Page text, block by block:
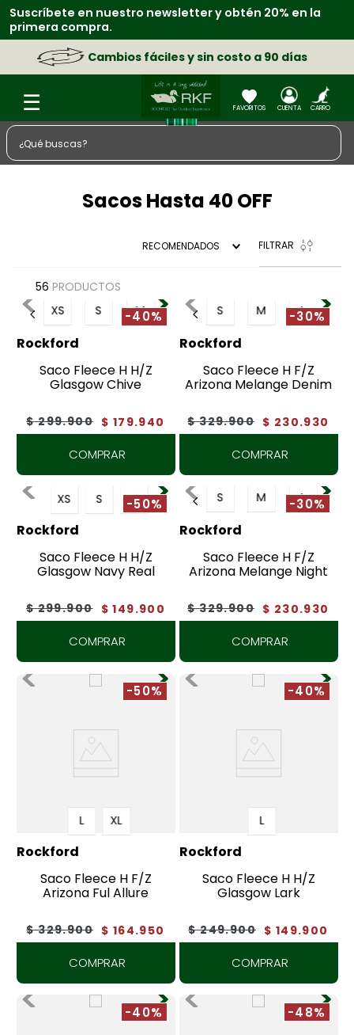
Suscríbete en nuestro newsletter y obtén 20% en la
primera compra.
Cambios fáciles y sin costo a 90 días
¿Qué buscas?
Sacos Hasta 40 OFF
RECOMENDADOS FILTRAR
56 PRODUCTOS
-40%
XS S M
Rockford
Saco Fleece H H/Z
Glasgow Chive
$ 299.900 $ 179.940
COMPRAR
-30%
S M L
Rockford
Saco Fleece H F/Z
Arizona Melange Denim
$ 329.900 $ 230.930
COMPRAR
-50%
XS S XL
Rockford
Saco Fleece H H/Z
Glasgow Navy Real
$ 299.900 $ 149.900
COMPRAR
-30%
S M L
Rockford
Saco Fleece H F/Z
Arizona Melange Night
$ 329.900 $ 230.930
COMPRAR
-50%
L XL
Rockford
Saco Fleece H F/Z
Arizona Ful Allure
$ 329.900 $ 164.950
COMPRAR
-40%
L
Rockford
Saco Fleece H H/Z
Glasgow Lark
$ 249.900 $ 149.900
COMPRAR
-40% -48%
zapatos
4.
camisa
5
medias
6.
morral
botas
9.
lino
tarjetero